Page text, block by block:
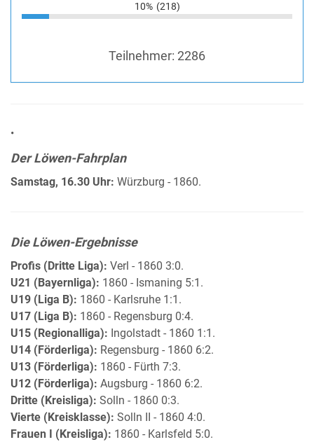
10% (218)
Teilnehmer: 2286
•
Der Löwen-Fahrplan
Samstag, 16.30 Uhr: Würzburg - 1860.
Die Löwen-Ergebnisse
Profis (Dritte Liga): Verl - 1860 3:0.
U21 (Bayernliga): 1860 - Ismaning 5:1.
U19 (Liga B): 1860 - Karlsruhe 1:1.
U17 (Liga B): 1860 - Regensburg 0:4.
U15 (Regionalliga): Ingolstadt - 1860 1:1.
U14 (Förderliga): Regensburg - 1860 6:2.
U13 (Förderliga): 1860 - Fürth 7:3.
U12 (Förderliga): Augsburg - 1860 6:2.
Dritte (Kreisliga): Solln - 1860 0:3.
Vierte (Kreisklasse): Solln II - 1860 4:0.
Frauen I (Kreisliga): 1860 - Karlsfeld 5:0.